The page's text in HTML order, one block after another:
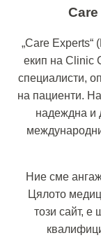
„Care Experts“
екип на Clinic
специалисти,
на пациенти.
надеждна и
Ние сме
Цялото
този сайт, е